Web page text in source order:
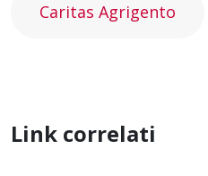
Caritas Agrigento
Link correlati